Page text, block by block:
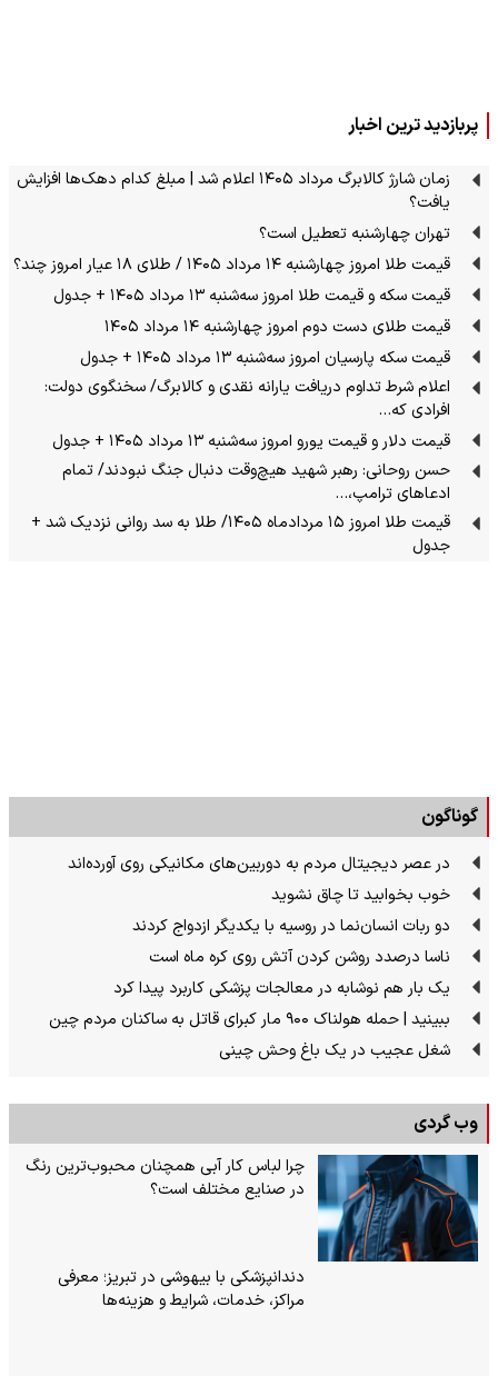
پربازدید ترین اخبار
زمان شارژ کالابرگ مرداد ۱۴۰۵ اعلام شد | مبلغ کدام دهک‌ها افزایش
یافت؟
تهران چهارشنبه تعطیل است؟
قیمت طلا امروز چهارشنبه ۱۴ مرداد ۱۴۰۵ / طلای ۱۸ عیار امروز چند؟
قیمت سکه و قیمت طلا امروز سه‌شنبه ۱۳ مرداد ۱۴۰۵ + جدول
قیمت طلای دست دوم امروز چهارشنبه ۱۴ مرداد ۱۴۰۵
قیمت سکه پارسیان امروز سه‌شنبه ۱۳ مرداد ۱۴۰۵ + جدول
اعلام شرط تداوم دریافت یارانه نقدی و کالابرگ/ سخنگوی دولت:
افرادی که…
قیمت دلار و قیمت یورو امروز سه‌شنبه ۱۳ مرداد ۱۴۰۵ + جدول
حسن روحانی: رهبر شهید هیچ‌وقت دنبال جنگ نبودند/ تمام
ادعاهای ترامپ،…
قیمت طلا امروز ۱۵ مردادماه ۱۴۰۵/ طلا به سد روانی نزدیک شد +
جدول
گوناگون
در عصر دیجیتال مردم به دوربین‌های مکانیکی روی آورده‌اند
خوب بخوابید تا چاق نشوید
دو ربات انسان‌نما در روسیه با یکدیگر ازدواج کردند
ناسا درصدد روشن کردن آتش روی کره ماه است
یک بار هم نوشابه در معالجات پزشکی کاربرد پیدا کرد
ببینید | حمله هولناک ۹۰۰ مار کبرای قاتل به ساکنان مردم چین
شغل عجیب در یک باغ وحش چینی
وب گردی
چرا لباس کار آبی همچنان محبوب‌ترین رنگ
در صنایع مختلف است؟
دندانپزشکی با بیهوشی در تبریز؛ معرفی
مراکز، خدمات، شرایط و هزینه‌ها